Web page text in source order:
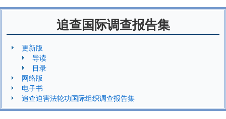
追查国际调查报告集
更新版
导读
目录
网络版
电子书
追查迫害法轮功国际组织调查报告集